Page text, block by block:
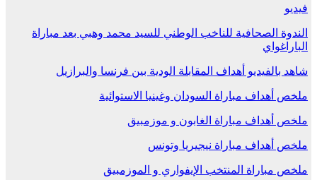
فيديو
الندوة الصحافية للناخب الوطني للسيد محمد وهبي بعد مباراة
الباراغواي
شاهد بالفيديو أهداف المقابلة الودية بين فرنسا والبرازيل
ملخص أهداف مباراة السودان وغينيا الاستوائية
ملخص أهداف مباراة الغابون و موزمبيق
ملخص أهداف مباراة نيجيريا وتونس
ملخص مباراة المنتخب الإيفواري و الموزمبيق